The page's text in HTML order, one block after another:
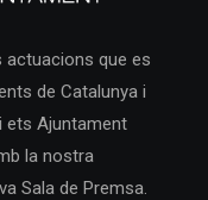
actuacions que es
de Catalunya i
ets Ajuntament
la nostra
Sala de Premsa.